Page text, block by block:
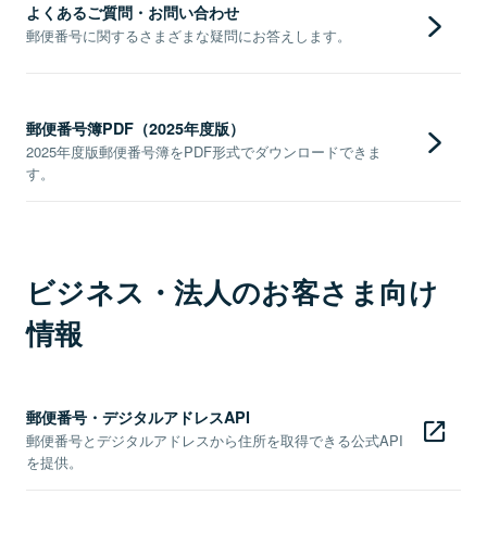
よくあるご質問・お問い合わせ
郵便番号に関するさまざまな疑問にお答えします。
郵便番号簿PDF（2025年度版）
2025年度版郵便番号簿をPDF形式でダウンロードできま
す。
ビジネス・法人のお客さま向け
情報
郵便番号・デジタルアドレスAPI
郵便番号とデジタルアドレスから住所を取得できる公式API
を提供。